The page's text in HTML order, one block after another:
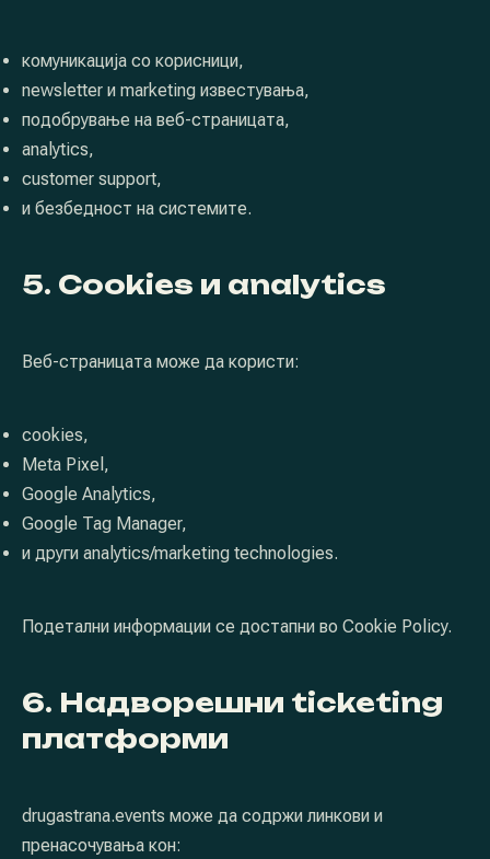
комуникација со корисници,
newsletter и marketing известувања,
подобрување на веб-страницата,
analytics,
customer support,
и безбедност на системите.
5. Cookies и analytics
Веб-страницата може да користи:
cookies,
Meta Pixel,
Google Analytics,
Google Tag Manager,
и други analytics/marketing technologies.
Подетални информации се достапни во Cookie Policy.
6. Надворешни ticketing
платформи
drugastrana.events може да содржи линкови и
пренасочувања кон:
PREVIOUS